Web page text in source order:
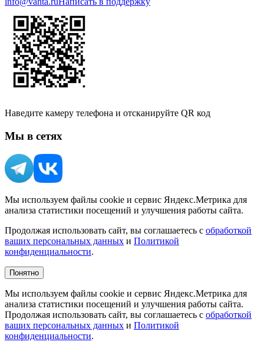
Наведите камеру телефона и отсканируйте QR код
Мы в сетях
Мы используем файлы cookie и сервис Яндекс.Метрика для
анализа статистики посещений и улучшения работы сайта.
Продолжая использовать сайт, вы соглашаетесь с обработкой
ваших персональных данных и Политикой
конфиденциальности.
Понятно
Мы используем файлы cookie и сервис Яндекс.Метрика для
анализа статистики посещений и улучшения работы сайта.
Продолжая использовать сайт, вы соглашаетесь с обработкой
ваших персональных данных и Политикой
конфиденциальности.